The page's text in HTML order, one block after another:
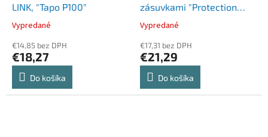
LINK, "Tapo P100"
Vypredané
€14,85 bez DPH
€18,27
Do košíka
zásuvkami "Protection
Strip", 6 DIN
Vypredané
€17,31 bez DPH
€21,29
Do košíka